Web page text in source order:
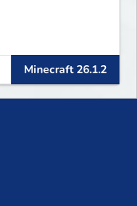
Minecraft 26.1.2